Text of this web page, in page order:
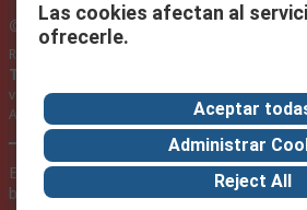
©RS Group Ltd. 2020
RS Group Ltda.
Teléfonos
ventas@rschile.cl
Ayuda
Este sitio web ha sido desarrollado por
bajo licencia por RS Group Ltd
Las cookies afectan al
ofrecerle.
Aceptar
Administrar
Reject All